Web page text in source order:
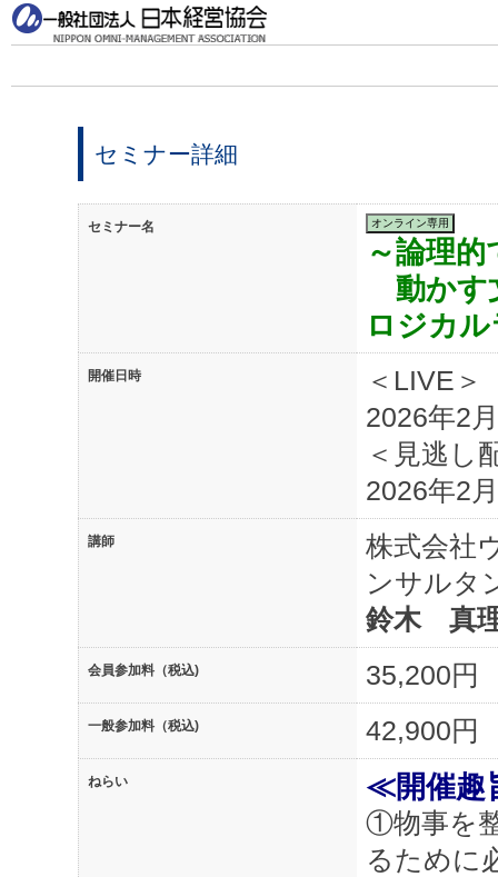
セミナー詳細
セミナー名
～論理
動かす
ロジカ
開催日時
＜LIVE＞
2026年2
＜見逃し
2026年2
講師
株式会社
ンサルタ
鈴木 真
会員参加料（税込) 35,200円
一般参加料（税込) 42,900円
ねらい ≪開催
①物事を
るために